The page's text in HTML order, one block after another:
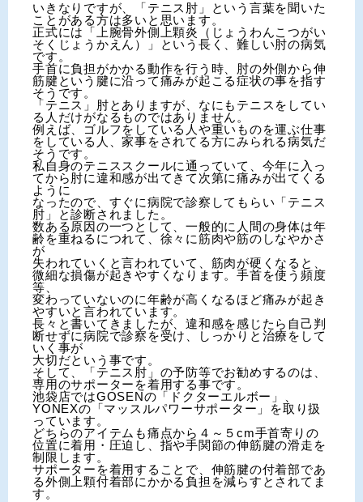
いきなりですが、「テニス肘」という言葉を聞いた
ことがある方は多いと思います。
正式には「上腕骨外側上顆炎（じょうわんこつがい
そくじょうかえん）」という長く、難しい肘の病気
です。
手首に負担がかかる動作を行う時、肘の外側から伸
筋腱という腱に沿って痛みが起こる症状の事を指す
そうです。
「テニス」肘とありますが、なにもテニスをしてい
る人だけがなるものではありません。
例えば、ゴルフをしている人や重いものを運ぶ仕事
をしている人、家事をされてる方にみられる病気だ
そうです。
私自身のテニススクールに通っていて、今年に入っ
てから肘に違和感が出てきて次第に痛みが出てくる
ように
なったので、すぐに病院で診察してもらい「テニス
肘」と診断されました。
数ある原因の一つとして、一般的に人間の身体は年
齢を重ねるにつれて、徐々に筋肉や筋のしなやかさ
が
失われていくと言われていて、筋肉が硬くなると、
微細な損傷が起きやすくなります。手首を使う頻度
等、
変わっていないのに年齢が高くなるほど痛みが起き
やすいと言われています。
長々と書いてきましたが、違和感を感じたら自己判
断せずに病院で診察を受け、しっかりと治療をして
いく事が
大切だという事です。
そして、「テニス肘」の予防等でお勧めするのは、
専用のサポーターを着用する事です。
池袋店ではGOSENの「ドクターエルボー」、
YONEXの「マッスルパワーサポーター」を取り扱
っています。
どちらのアイテムも痛点から４～５cm手首寄りの
位置に着用・圧迫し、指や手関節の伸筋腱の滑走を
制限します。
サポーターを着用することで、伸筋腱の付着部であ
る外側上顆付着部にかかる負担を減らすとされてま
す。